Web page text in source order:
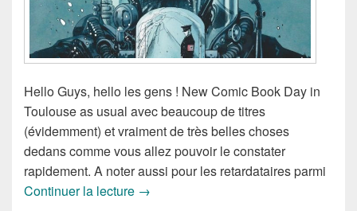
Hello Guys, hello les gens ! New Comic Book Day in
Toulouse as usual avec beaucoup de titres
(évidemment) et vraiment de très belles choses
dedans comme vous allez pouvoir le constater
rapidement. A noter aussi pour les retardataires parmi
Continuer la lecture Sorties des Comics VO de la
→